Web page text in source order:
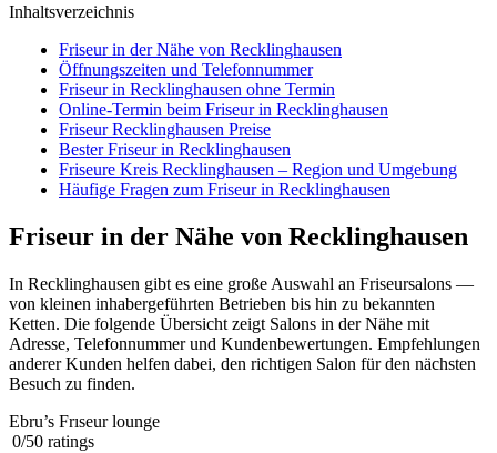
Inhaltsverzeichnis
Friseur in der Nähe von Recklinghausen
Öffnungszeiten und Telefonnummer
Friseur in Recklinghausen ohne Termin
Online-Termin beim Friseur in Recklinghausen
Friseur Recklinghausen Preise
Bester Friseur in Recklinghausen
Friseure Kreis Recklinghausen – Region und Umgebung
Häufige Fragen zum Friseur in Recklinghausen
Friseur in der Nähe von Recklinghausen
In Recklinghausen gibt es eine große Auswahl an Friseursalons —
von kleinen inhabergeführten Betrieben bis hin zu bekannten
Ketten. Die folgende Übersicht zeigt Salons in der Nähe mit
Adresse, Telefonnummer und Kundenbewertungen. Empfehlungen
anderer Kunden helfen dabei, den richtigen Salon für den nächsten
Besuch zu finden.
Ebru’s Frıseur lounge
0/50 ratings